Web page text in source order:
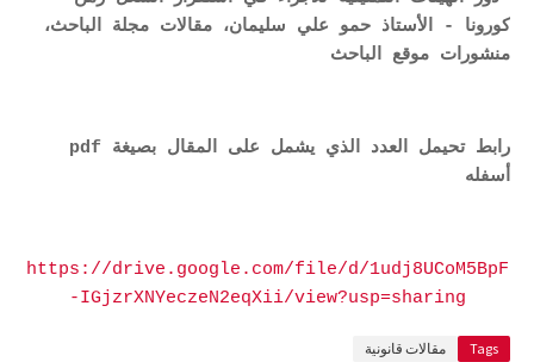
كورونا - الأستاذ حمو علي سليمان، مقالات مجلة الباحث،
منشورات موقع الباحث
رابط تحيمل العدد الذي يشمل على المقال بصيغة pdf
أسفله
https://drive.google.com/file/d/1udj8UCoM5BpF
-IGjzrXNYeczeN2eqXii/view?usp=sharing
Tags مقالات قانونية